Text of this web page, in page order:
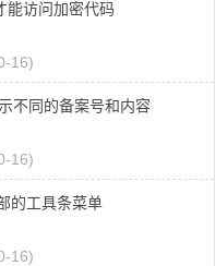
能访问加密代码
16)
不同的备案号和内容
16)
的工具条菜单
16)